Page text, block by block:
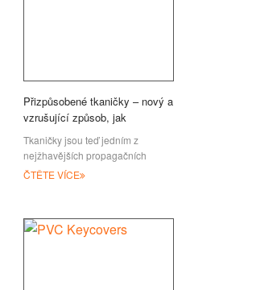
Přizpůsobené tkaničky – nový a
vzrušující způsob, jak
propagovat vaše podnikání
Tkaničky jsou teď jedním z
nejžhavějších propagačních
předmětů na trhu! Ať už jde o děti
ČTĚTE VÍCE